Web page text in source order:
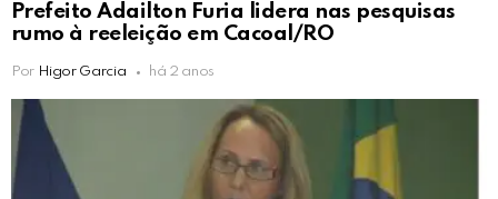
Prefeito Adailton Furia lidera nas pesquisas
rumo à reeleição em Cacoal/RO
Por Higor Garcia há 2 anos